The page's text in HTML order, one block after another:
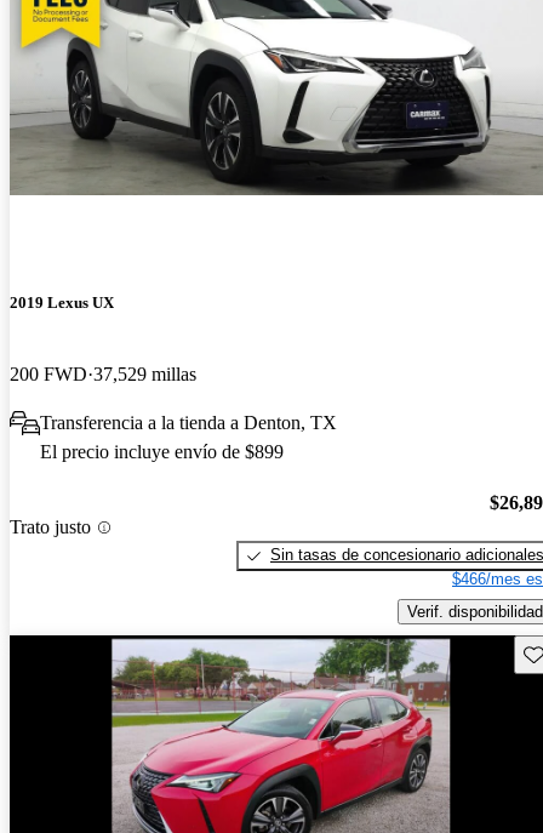
2019 Lexus UX
200 FWD 37,529 millas
Transferencia a la tienda a Denton, TX
El precio incluye envío de $899
Trato justo
Sin tasas de concesionario adicionales
$466/mes
Verif. disponibilidad